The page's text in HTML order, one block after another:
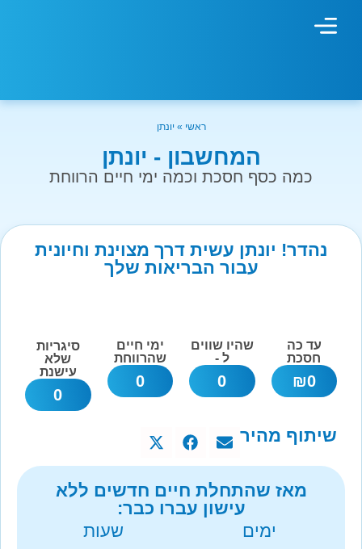
ראשי » יונתן
המחשבון - יונתן
כמה כסף חסכת וכמה ימי חיים הרווחת
נהדר! יונתן עשית דרך מצוינת וחיונית
עבור הבריאות שלך
עד כה
חסכת
0
₪
שהיו שווים
ל -
0
ימי חיים
שהרווחת
0
סיגריות
שלא
עישנת
0
שיתוף מהיר
מאז שהתחלת חיים חדשים ללא
עישון עברו כבר:
ימים
שעות